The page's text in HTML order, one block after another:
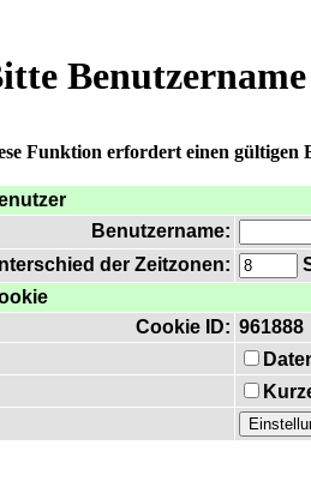
Funktion erfordert einen gültigen
Benutzername:
der Zeitzonen:
Cookie ID: 961888